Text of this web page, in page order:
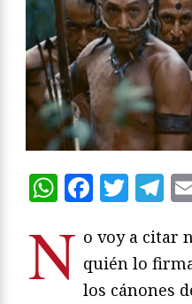
N o voy a citar
quién lo
los cánones